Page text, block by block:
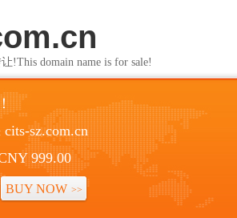
!This domain name is for sale!
cits-sz.com.cn
999.00
BUY NOW >>